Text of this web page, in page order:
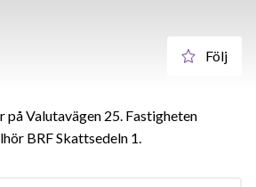
Följ
på Valutavägen 25. Fastigheten
BRF Skattsedeln 1.